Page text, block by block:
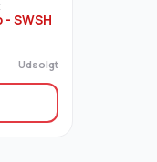
SWSH
Udsolgt